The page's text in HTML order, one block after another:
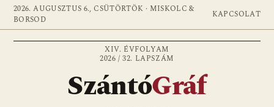
2026. AUGUSZTUS 6., CSÜTÖRTÖK · MISKOLC &
BORSOD
KAPCSOLAT
XIV. ÉVFOLYAM
2026 / 32. LAPSZÁM
SzántóGráf